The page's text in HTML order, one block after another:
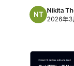
Nikita
2026年3